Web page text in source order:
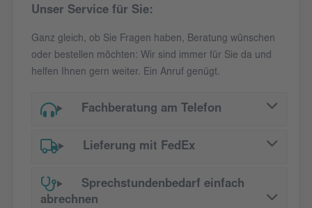
Unser Service für Sie:
Ganz gleich, ob Sie Fragen haben, Beratung wünschen
oder bestellen möchten: Wir sind immer für Sie da und
helfen Ihnen gern weiter. Ein Anruf genügt.
Fachberatung am Telefon
Lieferung mit FedEx
Sprechstundenbedarf einfach
abrechnen